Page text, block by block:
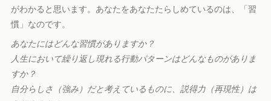
がわかると思います。あなたをあなたたらしめているのは、「習
慣」なのです。
あなたにはどんな習慣がありますか？
人生において繰り返し現れる行動パターンはどんなものがありま
すか？
自分らしさ（強み）だと考えているものに、説得力（再現性）は